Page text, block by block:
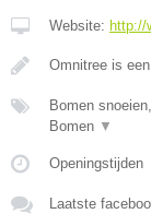
Website: http://
Omnitree is
Bomen
Bomen ▼
Openingstijden
Laatste